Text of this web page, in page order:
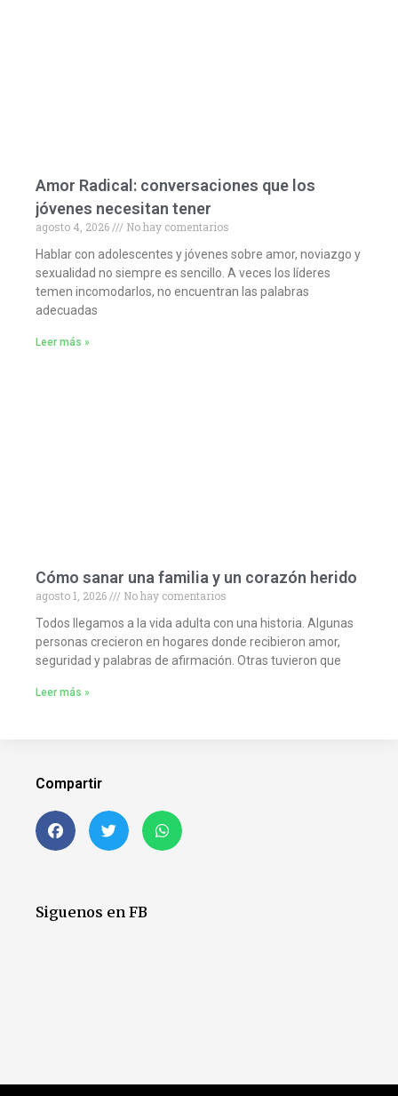
Amor Radical: conversaciones que los
jóvenes necesitan tener
agosto 4, 2026
No hay comentarios
Hablar con adolescentes y jóvenes sobre amor, noviazgo y
sexualidad no siempre es sencillo. A veces los líderes
temen incomodarlos, no encuentran las palabras
adecuadas
Leer más »
Cómo sanar una familia y un corazón herido
agosto 1, 2026
No hay comentarios
Todos llegamos a la vida adulta con una historia. Algunas
personas crecieron en hogares donde recibieron amor,
seguridad y palabras de afirmación. Otras tuvieron que
Leer más »
Compartir
Siguenos en FB